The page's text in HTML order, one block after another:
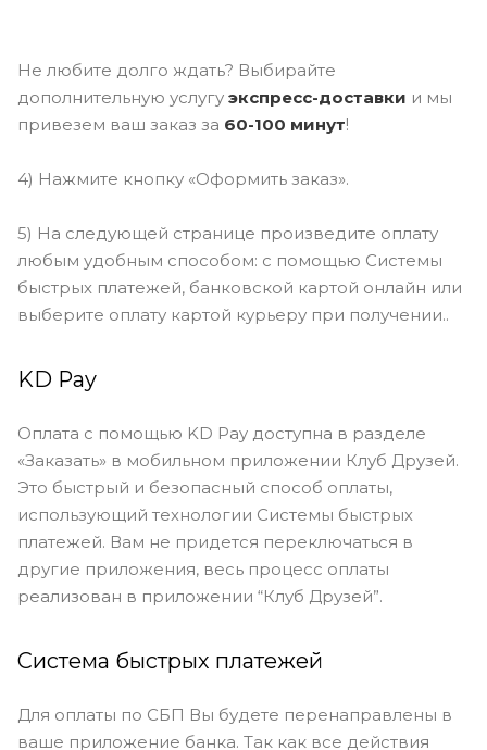
Не любите долго ждать? Выбирайте
дополнительную услугу экспресс-доставки и мы
привезем ваш заказ за 60-100 минут!
4) Нажмите кнопку «Оформить заказ».
5) На следующей странице произведите оплату
любым удобным способом: с помощью Системы
быстрых платежей, банковской картой онлайн или
выберите оплату картой курьеру при получении..
KD Pay
Оплата с помощью KD Pay доступна в разделе
«Заказать» в мобильном приложении Клуб Друзей.
Это быстрый и безопасный способ оплаты,
использующий технологии Системы быстрых
платежей. Вам не придется переключаться в
другие приложения, весь процесс оплаты
реализован в приложении “Клуб Друзей”.
Система быстрых платежей
Для оплаты по СБП Вы будете перенаправлены в
ваше приложение банка. Так как все действия